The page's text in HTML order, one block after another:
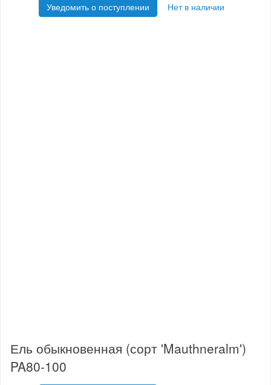
Уведомить о поступлении Нет в наличии
Ель обыкновенная (сорт 'Mauthneralm')
PA80-100